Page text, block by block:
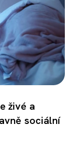
živé a
sociální